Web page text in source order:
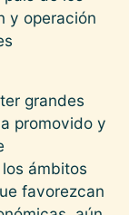
y operación
grandes
promovido y
ámbitos
favorezcan